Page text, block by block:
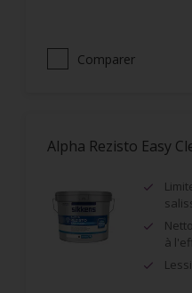
Comparer
Alpha Rezisto Easy
à